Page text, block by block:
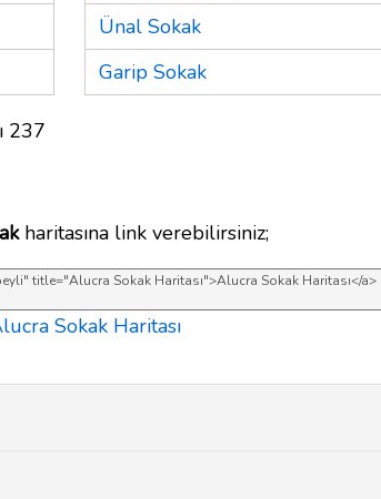
237
Ünal Sokak
Garip Sokak
haritasına link verebilirsiniz;
Sokak Haritası